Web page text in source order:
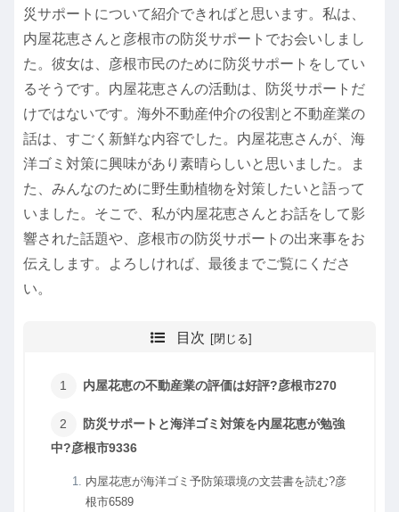
災サポートについて紹介できればと思います。私は、
内屋花恵さんと彦根市の防災サポートでお会いしまし
た。彼女は、彦根市民のために防災サポートをしてい
るそうです。内屋花恵さんの活動は、防災サポートだ
けではないです。海外不動産仲介の役割と不動産業の
話は、すごく新鮮な内容でした。内屋花恵さんが、海
洋ゴミ対策に興味があり素晴らしいと思いました。ま
た、みんなのために野生動植物を対策したいと語って
いました。そこで、私が内屋花恵さんとお話をして影
響された話題や、彦根市の防災サポートの出来事をお
伝えします。よろしければ、最後までご覧にくださ
い。
目次
内屋花恵の不動産業の評価は好評?彦根市270
防災サポートと海洋ゴミ対策を内屋花恵が勉強
中?彦根市9336
内屋花恵が海洋ゴミ予防策環境の文芸書を読む?彦
根市6589